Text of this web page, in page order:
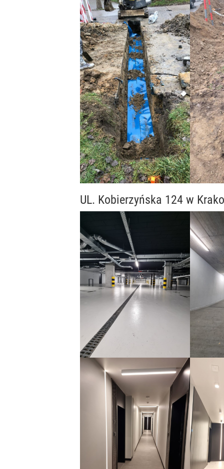
UL. Kobierzyńska 124 w